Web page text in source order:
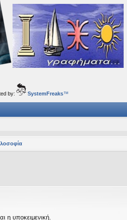
by: SystemFreaks™
η υποκειμενική.